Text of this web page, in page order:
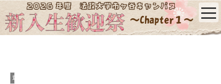
運動系